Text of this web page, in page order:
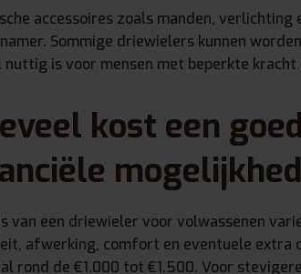
accessoires zoals manden,
Sommige driewielers kunnen
nuttig is voor mensen met beperkte
kost een
van een driewieler voor volwassenen
afwerking, comfort en eventuele extra
rond de €1.000 tot €1.500. Voor